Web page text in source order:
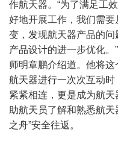
作航天器。“为了满足工
好地开展工作，我们需
变，发现航天器产品的
产品设计的进一步优化
师明章鹏介绍道。他将
航天器进行一次次互动
紧紧相连，更是成为航
助航天员了解和熟悉航天
之舟”安全往返。